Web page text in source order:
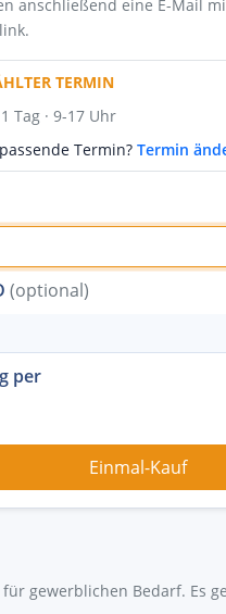
anschließend eine E-Mail
TERMIN
Tag · 9-17 Uhr
Termin? Termin
(optional)
per
gewerblichen Bedarf. Es